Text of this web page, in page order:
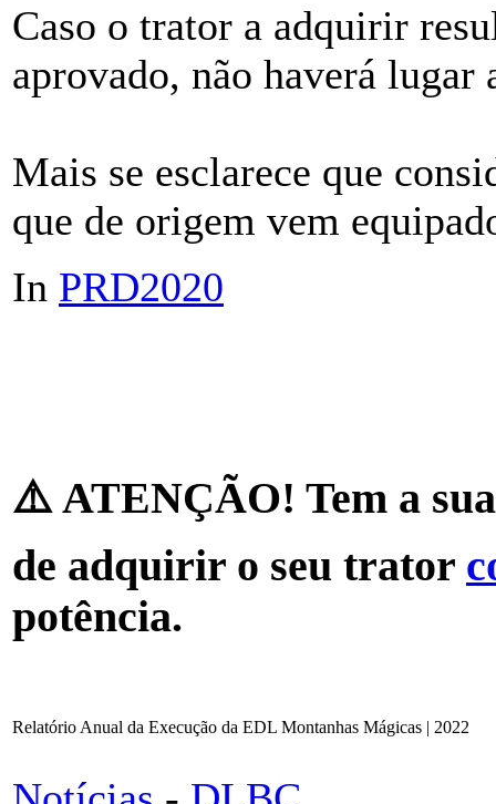
Caso o trator a adquirir
aprovado, não haverá
Mais se esclarece que
que de origem vem
In PRD2020
⚠️ ATENÇÃO! Tem a
de adquirir o seu trator
potência.
Relatório Anual da Execução da EDL Montanhas Mágicas | 2022